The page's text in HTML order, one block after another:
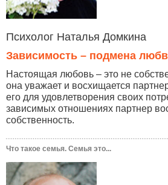
Психолог Наталья Домкина
Зависимость – подмена
Настоящая любовь – это не
она уважает и восхищается
его для удовлетворения своих
зависимых отношениях партнер
собственность.
Что такое семья. Семья это...